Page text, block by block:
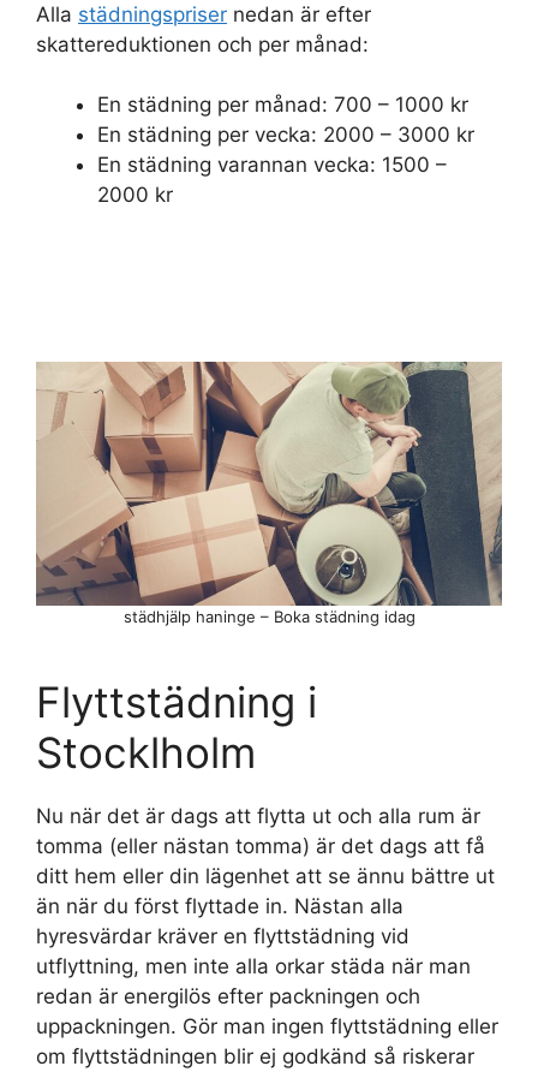
Alla städningspriser nedan är efter
skattereduktionen och per månad:
En städning per månad: 700 – 1000 kr
En städning per vecka: 2000 – 3000 kr
En städning varannan vecka: 1500 –
2000 kr
Flyttstädning i
Stocklholm
Nu när det är dags att flytta ut och alla rum är
tomma (eller nästan tomma) är det dags att få
ditt hem eller din lägenhet att se ännu bättre ut
än när du först flyttade in. Nästan alla
hyresvärdar kräver en flyttstädning vid
utflyttning, men inte alla orkar städa när man
redan är energilös efter packningen och
uppackningen. Gör man ingen flyttstädning eller
om flyttstädningen blir ej godkänd så riskerar
städhjälp haninge – Boka städning idag